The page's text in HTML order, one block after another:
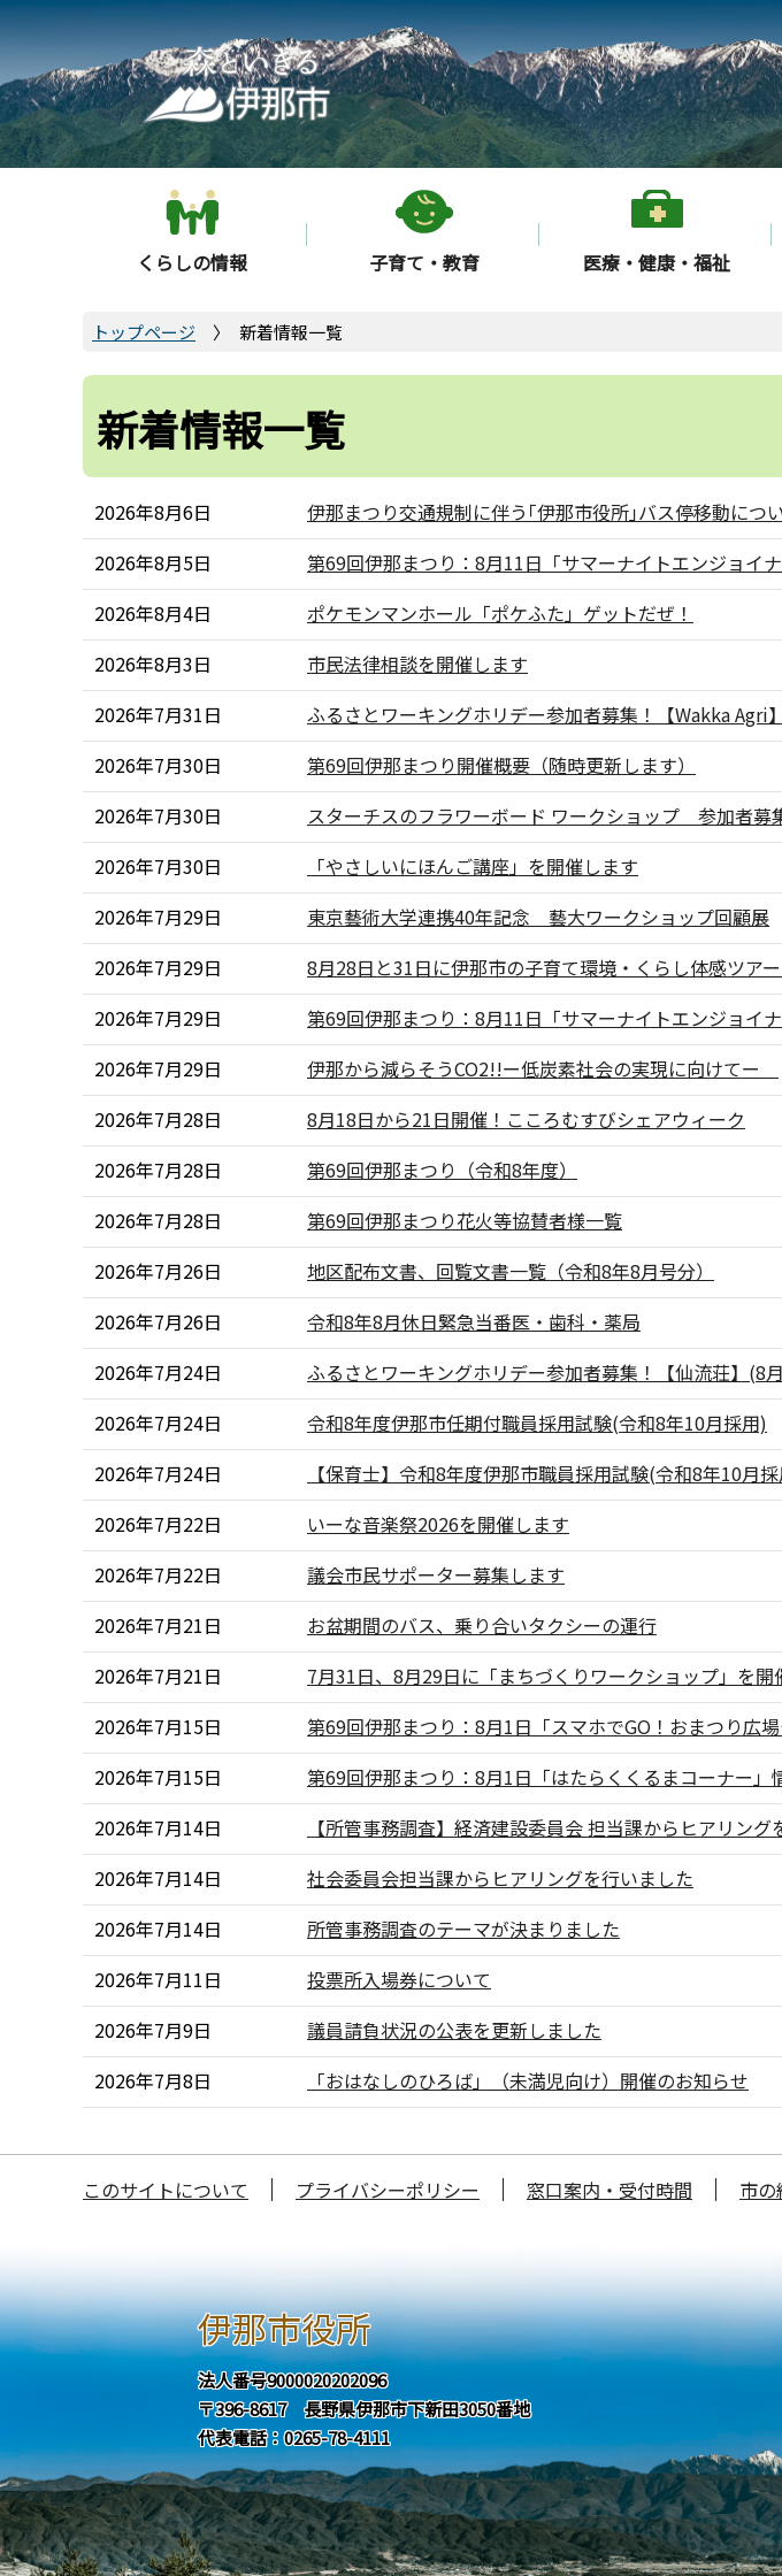
こ
の
ペ
ー
ジ
の
くらしの情報 子育て・教育 医療・健康・福祉
トップページ 新着情報一覧
新着情報一覧
2026年8月6日
伊那まつり交通規制に伴う｢伊那市役所｣バス停移動につ
2026年8月5日
第69回伊那まつり：8月11日「サマーナイトエンジョイ
2026年8月4日
ポケモンマンホール「ポケふた」ゲットだぜ！
2026年8月3日
市民法律相談を開催します
2026年7月31日
ふるさとワーキングホリデー参加者募集！【Wakka Agri
2026年7月30日
第69回伊那まつり開催概要（随時更新します）
2026年7月30日
スターチスのフラワーボード ワークショップ 参加者募
2026年7月30日
「やさしいにほんご講座」を開催します
2026年7月29日
東京藝術大学連携40年記念 藝大ワークショップ回顧展
2026年7月29日
8月28日と31日に伊那市の子育て環境・くらし体感ツア
2026年7月29日
第69回伊那まつり：8月11日「サマーナイトエンジョイ
2026年7月29日
伊那から減らそうCO2!!ー低炭素社会の実現に向けてー
2026年7月28日
8月18日から21日開催！こころむすびシェアウィーク
2026年7月28日
第69回伊那まつり（令和8年度）
2026年7月28日
第69回伊那まつり花火等協賛者様一覧
2026年7月26日
地区配布文書、回覧文書一覧（令和8年8月号分）
2026年7月26日
令和8年8月休日緊急当番医・歯科・薬局
2026年7月24日
ふるさとワーキングホリデー参加者募集！【仙流荘】(8
2026年7月24日
令和8年度伊那市任期付職員採用試験(令和8年10月採用)
2026年7月24日
【保育士】令和8年度伊那市職員採用試験(令和8年10月
2026年7月22日
いーな音楽祭2026を開催します
2026年7月22日
議会市民サポーター募集します
2026年7月21日
お盆期間のバス、乗り合いタクシーの運行
2026年7月21日
7月31日、8月29日に「まちづくりワークショップ」を開
2026年7月15日
第69回伊那まつり：8月1日「スマホでGO！おまつり広
2026年7月15日
第69回伊那まつり：8月1日「はたらくくるまコーナー」
2026年7月14日
【所管事務調査】経済建設委員会 担当課からヒアリング
2026年7月14日
社会委員会担当課からヒアリングを行いました
2026年7月14日
所管事務調査のテーマが決まりました
2026年7月11日
投票所入場券について
2026年7月9日
議員請負状況の公表を更新しました
2026年7月8日
「おはなしのひろば」（未満児向け）開催のお知らせ
このサイトについて プライバシーポリシー 窓口案内・受付時間 市
伊那市役所
法人番号9000020202096
〒396-8617 長野県伊那市下新田3050番地
代表電話：0265-78-4111